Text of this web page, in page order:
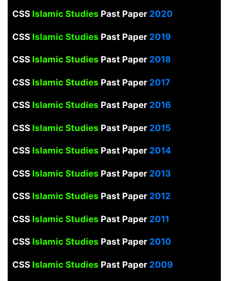
CSS Islamic Studies Past Paper2020
CSS Islamic Studies Past Paper 2019
CSS Islamic Studies Past Paper2018
CSSIslamic Studies Past Paper2017
CSSIslamic Studies Past Paper 2016
CSS Islamic Studies Past Paper 2015
CSS Islamic Studies Past Paper2014
CSS Islamic Studies Past Paper 2013
CSSIslamic Studies Past Paper2012
CSS Islamic Studies Past Paper2011
CSSIslamic Studies Past Paper2010
CSS Islamic Studies Past Paper2009